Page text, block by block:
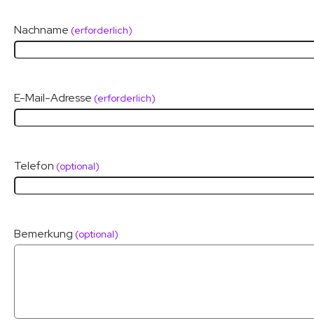
Nachname (erforderlich)
E-Mail-Adresse (erforderlich)
Telefon (optional)
Bemerkung (optional)